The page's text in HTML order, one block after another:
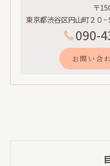
〒
東京都渋谷区円山町２０
090-
お問い合